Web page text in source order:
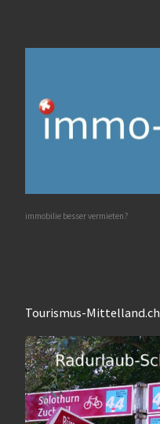
immobilie besser vermieten?
Tourismus-Mittelland.ch